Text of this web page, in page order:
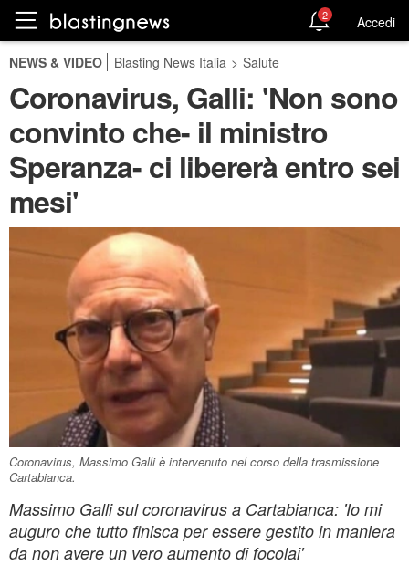
2 Accedi
NEWS & VIDEO Blasting News Italia > Salute
Coronavirus, Galli: 'Non sono
convinto che- il ministro
Speranza- ci libererà entro sei
mesi'
Coronavirus, Massimo Galli è intervenuto nel corso della trasmissione
Cartabianca.
Massimo Galli sul coronavirus a Cartabianca: 'Io mi
auguro che tutto finisca per essere gestito in maniera
da non avere un vero aumento di focolai'